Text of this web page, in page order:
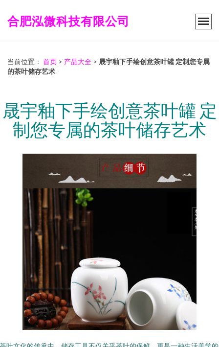
合肥泓微科技有限公司
当前位置： 首页 > 产品大全 > 晟宇釉下手绘创意茶叶罐 定制您专属
的茶叶储存艺术
晟宇釉下手绘创意茶叶罐 定
制您专属的茶叶储存艺术